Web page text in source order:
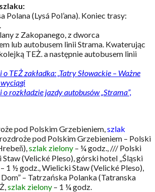
Polana (Lysá Pol’ana). Koniec trasy:
z Zakopanego, z dworca
lub autobusem linii Strama. Kwaterując
TEŻ. a następnie autobusem linii
TEŻ zakładka: „Tatry Słowackie – Ważne
rozkładzie jazdy autobusów „Strama”,
pod Polskim Grzebieniem,szlak
pod Polskim Grzebieniem – Polski
szlak zielony – ¼ godz., /// Polski
(Velické Pleso), górski hotel „Śląski
– 1 ½ godz., Wielicki Staw (Velické Pleso),
– Tatrzańska Polanka (Tatranska
szlak zielony – 1 ¼ godz.